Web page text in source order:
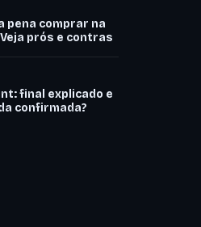
pena comprar na
prós e contras
final explicado e
confirmada?